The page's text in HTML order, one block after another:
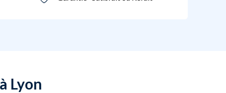
Lyon